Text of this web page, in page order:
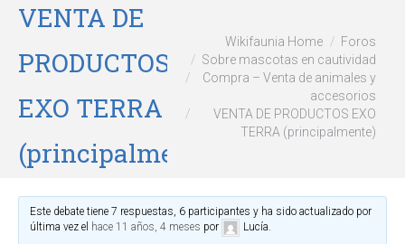
VENTA DE
PRODUCTOS
EXO TERRA
(principalmente)
Wikifaunia Home
Foros
Sobre mascotas en cautividad
Compra – Venta de animales y
accesorios
VENTA DE PRODUCTOS EXO
TERRA (principalmente)
Este debate tiene 7 respuestas, 6 participantes y ha sido actualizado por
última vez el hace 11 años, 4 meses por Lucía.